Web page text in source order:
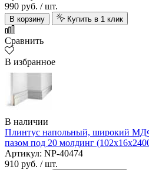
990 руб. / шт.
В корзину Купить в 1 клик
Сравнить
В избранное
В наличии
Плинтус напольный, широкий
пазом под 20 молдинг
Артикул: NP-40474
910 руб. / шт.